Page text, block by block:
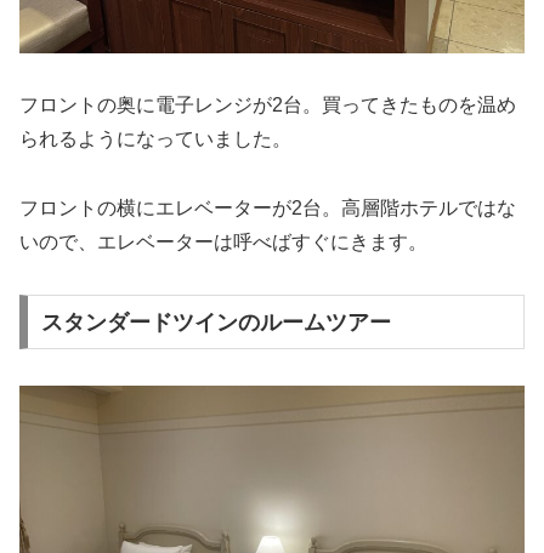
フロントの奥に電子レンジが2台。買ってきたものを温め
られるようになっていました。
フロントの横にエレベーターが2台。高層階ホテルではな
いので、エレベーターは呼べばすぐにきます。
スタンダードツインのルームツアー